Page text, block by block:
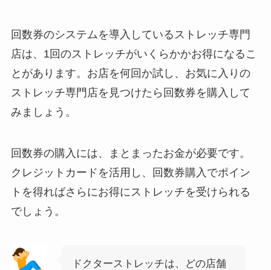
回数券のシステムを導入しているストレッチ専門
店は、1回のストレッチがいくらかかお得になるこ
とがあります。お店を何回か試し、お気に入りの
ストレッチ専門店を見つけたら回数券を購入して
みましょう。
回数券の購入には、まとまったお金が必要です。
クレジットカードを活用し、回数券購入でポイン
トを得ればさらにお得にストレッチを受けられる
でしょう。
ドクターストレッチは、どの店舗